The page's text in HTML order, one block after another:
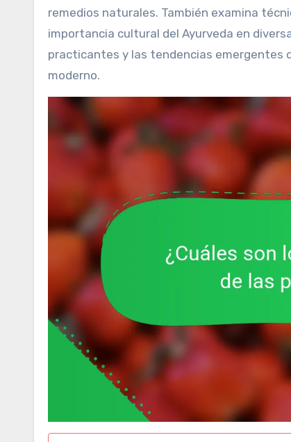
remedios naturales. También examina
importancia cultural del Ayurveda en
practicantes y las tendencias emergentes
moderno.